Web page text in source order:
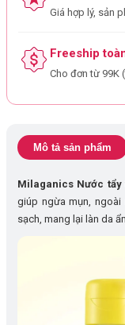
Giá hợp lý, sản
Freeship
Cho đơn từ 99K
Mô tả sản phẩm
Milaganics Nước tẩy
giúp ngừa mụn,
sạch, mang lại làn da